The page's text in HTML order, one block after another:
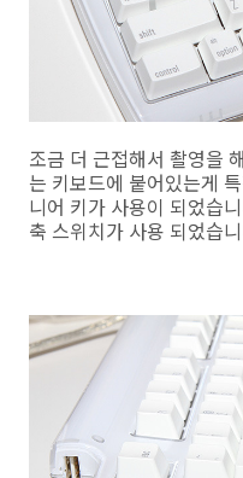
조금 더 근접해서 촬영을
는 키보드에 붙어있는게
니어 키가 사용이 되었습
축 스위치가 사용 되었습